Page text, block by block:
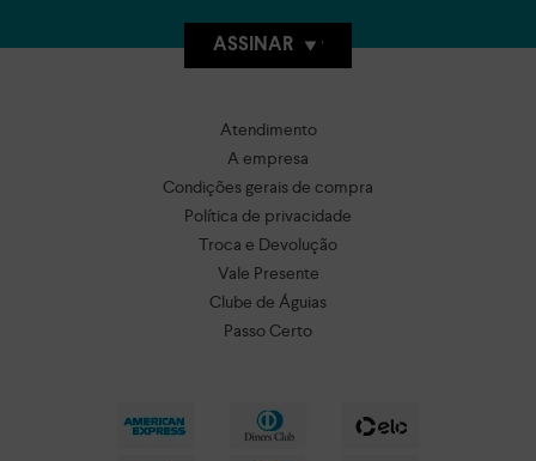
ASSINAR
Atendimento
A empresa
Condições gerais de compra
Política de privacidade
Troca e Devolução
Vale Presente
Clube de Águias
Passo Certo